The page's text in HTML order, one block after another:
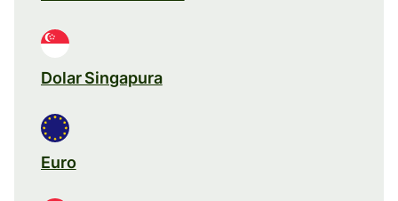
Dolar Singapura
Euro